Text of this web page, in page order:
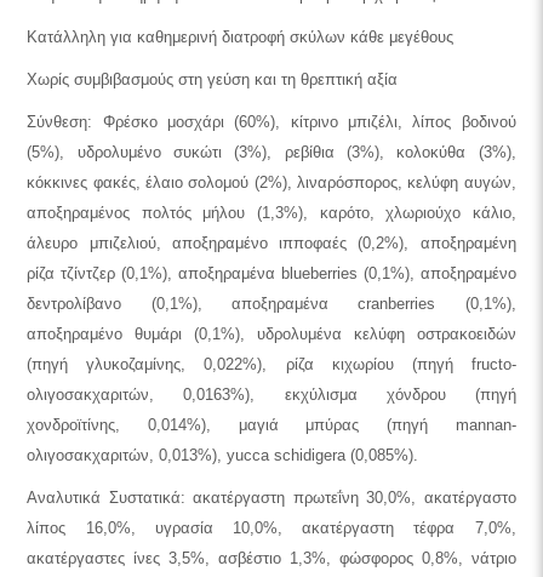
Κατάλληλη για καθημερινή διατροφή σκύλων κάθε μεγέθους
Χωρίς συμβιβασμούς στη γεύση και τη θρεπτική αξία
Σύνθεση: Φρέσκο μοσχάρι (60%), κίτρινο μπιζέλι, λίπος βοδινού
(5%), υδρολυμένο συκώτι (3%), ρεβίθια (3%), κολοκύθα (3%),
κόκκινες φακές, έλαιο σολομού (2%), λιναρόσπορος, κελύφη αυγών,
αποξηραμένος πολτός μήλου (1,3%), καρότο, χλωριούχο κάλιο,
άλευρο μπιζελιού, αποξηραμένο ιπποφαές (0,2%), αποξηραμένη
ρίζα τζίντζερ (0,1%), αποξηραμένα blueberries (0,1%), αποξηραμένο
δεντρολίβανο (0,1%), αποξηραμένα cranberries (0,1%),
αποξηραμένο θυμάρι (0,1%), υδρολυμένα κελύφη οστρακοειδών
(πηγή γλυκοζαμίνης, 0,022%), ρίζα κιχωρίου (πηγή fructo-
ολιγοσακχαριτών, 0,0163%), εκχύλισμα χόνδρου (πηγή
χονδροϊτίνης, 0,014%), μαγιά μπύρας (πηγή mannan-
ολιγοσακχαριτών, 0,013%), yucca schidigera (0,085%).
Αναλυτικά Συστατικά: ακατέργαστη πρωτεΐνη 30,0%, ακατέργαστο
λίπος 16,0%, υγρασία 10,0%, ακατέργαστη τέφρα 7,0%,
ακατέργαστες ίνες 3,5%, ασβέστιο 1,3%, φώσφορος 0,8%, νάτριο